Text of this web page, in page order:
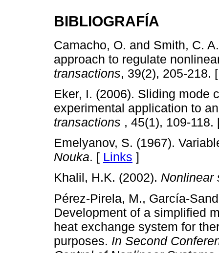
BIBLIOGRAFÍA
Camacho, O. and Smith, C.
approach to regulate
transactions, 39(2), 205-218.
Eker, I. (2006). Sliding mode
experimental application to
transactions , 45(1), 109-
Emelyanov, S. (1967).
Nouka. [ Links ]
Khalil, H.K. (2002). Nonlinear
Pérez-Pirela, M., García-
Development of a simplified
heat exchange system for
purposes. In Second